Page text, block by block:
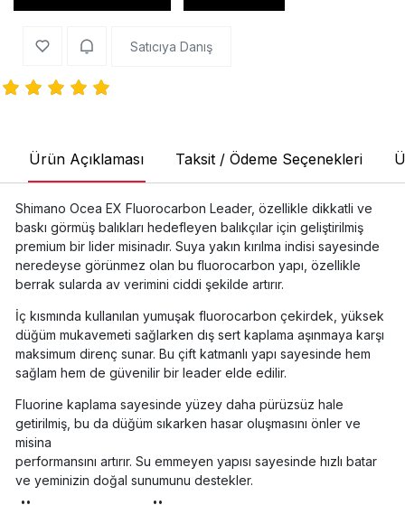
Satıcıya Danış
Ürün Açıklaması Taksit / Ödeme Seçenekleri
Shimano Ocea EX Fluorocarbon Leader, özellikle dikkatli ve
baskı görmüş balıkları hedefleyen balıkçılar için geliştirilmiş
premium bir lider misinadır. Suya yakın kırılma indisi sayesinde
neredeyse görünmez olan bu fluorocarbon yapı, özellikle
berrak sularda av verimini ciddi şekilde artırır.
İç kısmında kullanılan yumuşak fluorocarbon çekirdek, yüksek
düğüm mukavemeti sağlarken dış sert kaplama aşınmaya karşı
maksimum direnç sunar. Bu çift katmanlı yapı sayesinde hem
sağlam hem de güvenilir bir leader elde edilir.
Fluorine kaplama sayesinde yüzey daha pürüzsüz hale
getirilmiş, bu da düğüm sıkarken hasar oluşmasını önler ve
misina
performansını artırır. Su emmeyen yapısı sayesinde hızlı batar
ve yeminizin doğal sunumunu destekler.